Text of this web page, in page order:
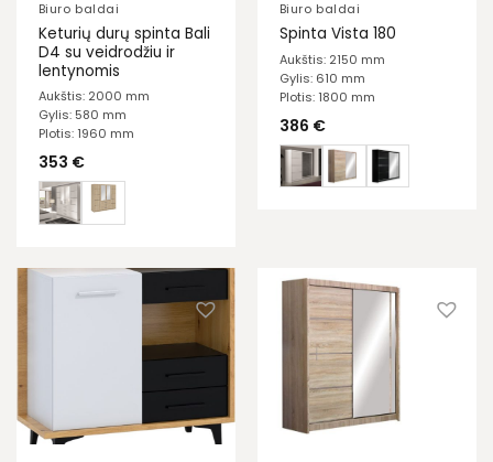
Biuro baldai
Keturių durų spinta Bali
D4 su veidrodžiu ir
lentynomis
Aukštis: 2000 mm
Gylis: 580 mm
Plotis: 1960 mm
353 €
Biuro baldai
Spinta Vista 180
Aukštis: 2150 mm
Gylis: 610 mm
Plotis: 1800 mm
386 €